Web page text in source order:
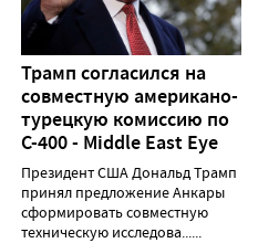
Трамп согласился на
совместную американо-
турецкую комиссию по
С-400 - Middle East Eye
Президент США Дональд Трамп
принял предложение Анкары
сформировать совместную
техническую исследова......